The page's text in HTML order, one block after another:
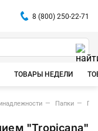
8 (800) 250-22-71
ТОВАРЫ НЕДЕЛИ
Папки
"Tropicana"